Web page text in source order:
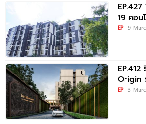
19 คอน
Luxury
EP 9
Origin
New
EP 3